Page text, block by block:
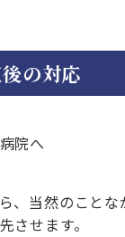
の対応
院へ
、当然のこと
させます。